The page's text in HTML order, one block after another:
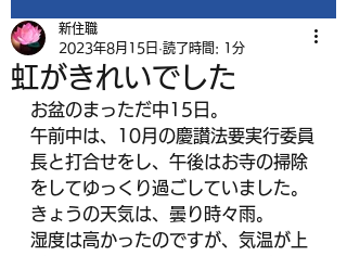
虹がきれいでした
新住職
2023年8月15日 読了時間: 1分
お盆のまっただ中15日。
午前中は、10月の慶讃法要実行委員
長と打合せをし、午後はお寺の掃除
をしてゆっくり過ごしていました。
きょうの天気は、曇り時々雨。
湿度は高かったのですが、気温が上